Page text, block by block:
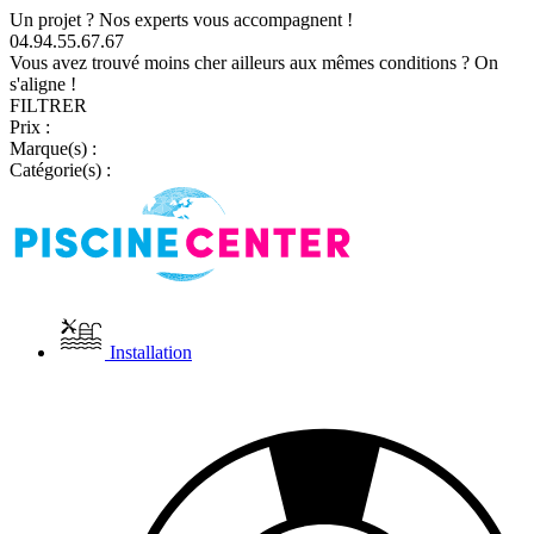
Un projet ? Nos experts vous accompagnent !
04.94.55.67.67
Vous avez trouvé moins cher ailleurs aux mêmes conditions ? On
s'aligne !
FILTRER
Prix :
Marque(s) :
Catégorie(s) :
Installation